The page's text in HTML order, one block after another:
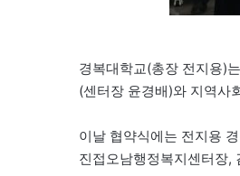
경복대학교(총장 전지용)
(센터장 윤경배)와 지역사
이날 협약식에는 전지용
진접오남행정복지센터장,